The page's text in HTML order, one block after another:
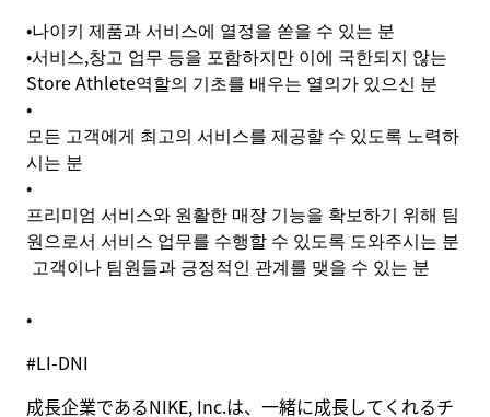
•나이키 제품과 서비스에 열정을 쏟을 수 있는 분
•서비스,창고 업무 등을 포함하지만 이에 국한되지 않는
Store Athlete역할의 기초를 배우는 열의가 있으신 분
•
모든 고객에게 최고의 서비스를 제공할 수 있도록 노력하
시는 분
•
프리미엄 서비스와 원활한 매장 기능을 확보하기 위해 팀
원으로서 서비스 업무를 수행할 수 있도록 도와주시는 분
•
고객이나 팀원들과 긍정적인 관계를 맺을 수 있는 분
#LI-DNI
成長企業であるNIKE, Inc.は、一緒に成長してくれるチ